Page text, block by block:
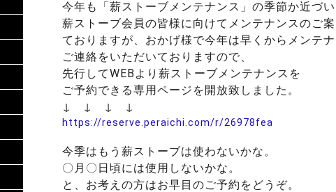
今年も「薪ストーブメンテナンス」の季節か近づ
薪ストーブ会員の皆様に向けてメンテナンスのご
ておりますが、 おかげ様で今年は早くからメンテ
ご連絡をいただいておりますので、
先行してWEBより薪ストーブメンテナンスを
ご予約できる専用ページを開放致しました。
↓ ↓ ↓ ↓
https://reserve.peraichi.com/r/26978fea
今季はもう薪ストーブは使わないかな。
〇月〇日頃には使用しないかな。
と、お考えの方はお早目のご予約をどうぞ。